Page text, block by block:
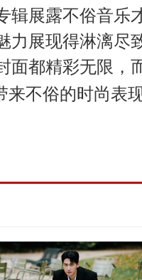
辑展露不俗音乐
力展现得淋漓尽
面都精彩无限，
来不俗的时尚表